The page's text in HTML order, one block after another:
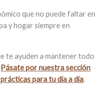
que no puede faltar en
y hogar siempre en
te ayuden a mantener todo
Pásate por nuestra sección
para tu día a día.